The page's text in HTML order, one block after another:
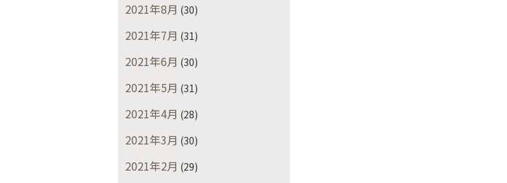
2021年8月 (30)
2021年7月 (31)
2021年6月 (30)
2021年5月 (31)
2021年4月 (28)
2021年3月 (30)
2021年2月 (29)